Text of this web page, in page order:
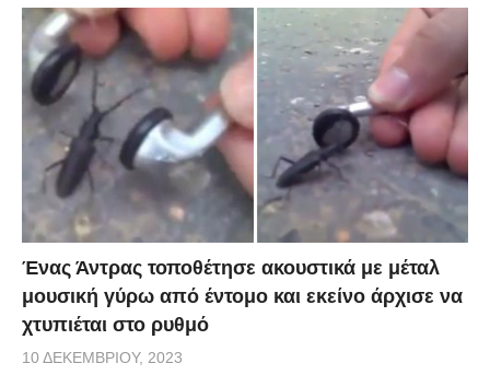
Ένας Άντρας τοποθέτησε ακουστικά με μέταλ
μουσική γύρω από έντομο και εκείνο άρχισε να
χτυπιέται στο ρυθμό
10 ΔΕΚΕΜΒΡΊΟΥ, 2023